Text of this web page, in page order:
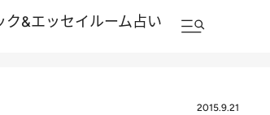
ク&エッセイルーム占い
2015.9.21